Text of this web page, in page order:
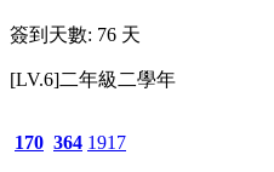
簽到天數: 76 天
[LV.6]二年級二學年
170 364 1917